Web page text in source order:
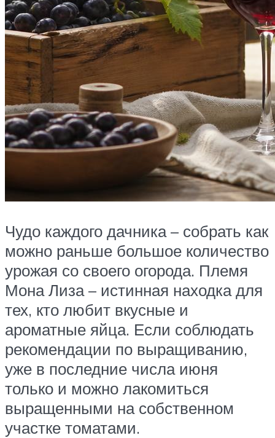
Чудо каждого дачника – собрать как
можно раньше большое количество
урожая со своего огорода. Племя
Мона Лиза – истинная находка для
тех, кто любит вкусные и
ароматные яйца. Если соблюдать
рекомендации по выращиванию,
уже в последние числа июня
только и можно лакомиться
выращенными на собственном
участке томатами.